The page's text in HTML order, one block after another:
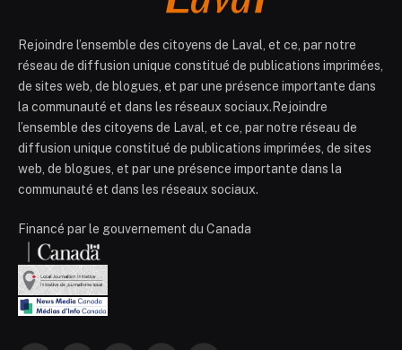
Rejoindre l’ensemble des citoyens de Laval, et ce, par notre
réseau de diffusion unique constitué de publications imprimées,
de sites web, de blogues, et par une présence importante dans
la communauté et dans les réseaux sociaux.Rejoindre
l’ensemble des citoyens de Laval, et ce, par notre réseau de
diffusion unique constitué de publications imprimées, de sites
web, de blogues, et par une présence importante dans la
communauté et dans les réseaux sociaux.
Financé par le gouvernement du Canada